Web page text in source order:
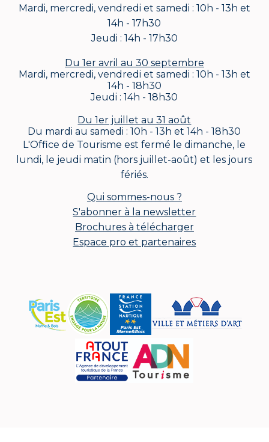
Mardi, mercredi, vendredi et samedi : 10h - 13h et
14h - 17h30
Jeudi : 14h - 17h30
Du 1er avril au 30 septembre
Mardi, mercredi, vendredi et samedi : 10h - 13h et
14h - 18h30
Jeudi : 14h - 18h30
Du 1er juillet au 31 août
Du mardi au samedi : 10h - 13h et 14h - 18h30
L'Office de Tourisme est fermé le dimanche, le
lundi, le jeudi matin (hors juillet-août) et les jours
fériés.
Qui sommes-nous ?
S'abonner à la newsletter
Brochures à télécharger
Espace pro et partenaires